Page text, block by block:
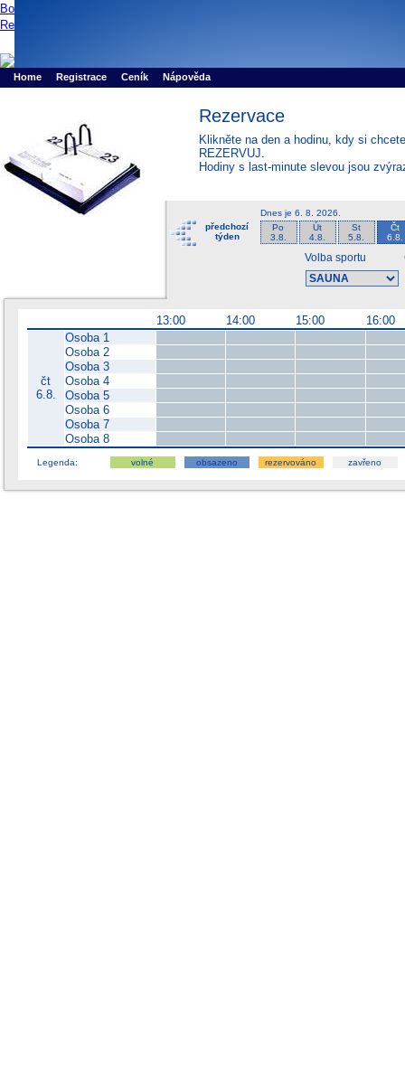
Booker online rezerva�n� syst�m
Rezervujse - Port�l pro online rezervace sportu
Home Registrace Ceník Nápověda
Rezervace
Klikněte na den a hodinu, kdy si
REZERVUJ.
Hodiny s last-minute slevou jsou
předchozí
týden
Dnes je6. 8. 2026
Po
3.8.
Út
4.8.
St
5.8.
Čt
6.8.
Volba sportu
13:00 14:00 15:00 16:00
čt
6.8.
Osoba 1
Osoba 2
Osoba 3
Osoba 4
Osoba 5
Osoba 6
Osoba 7
Osoba 8
Legenda: volné obsazeno rezervováno zavřeno